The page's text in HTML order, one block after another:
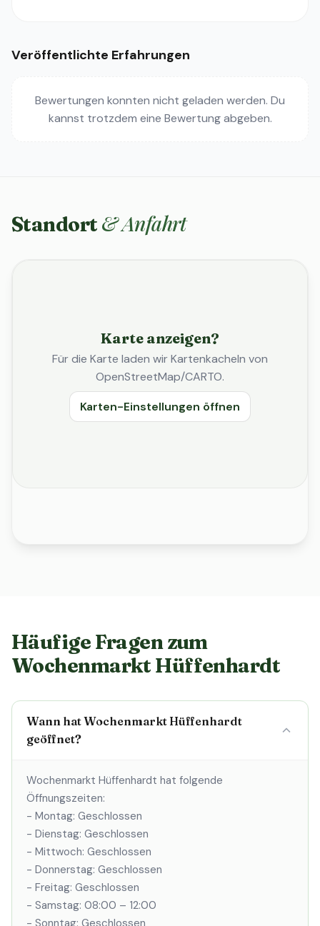
Veröffentlichte Erfahrungen
Bewertungen konnten nicht geladen werden. Du
kannst trotzdem eine Bewertung abgeben.
Standort & Anfahrt
Karte anzeigen?
Für die Karte laden wir Kartenkacheln von
OpenStreetMap/CARTO.
Karten-Einstellungen öffnen
Häufige Fragen zum
Wochenmarkt Hüffenhardt
Wann hat Wochenmarkt Hüffenhardt
geöffnet?
Wochenmarkt Hüffenhardt hat folgende
Öffnungszeiten:
- Montag: Geschlossen
- Dienstag: Geschlossen
- Mittwoch: Geschlossen
- Donnerstag: Geschlossen
- Freitag: Geschlossen
- Samstag: 08:00 – 12:00
- Sonntag: Geschlossen